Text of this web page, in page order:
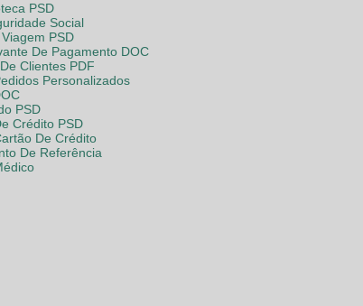
PSD
Social
PSD
De Pagamento DOC
Clientes PDF
Personalizados
PSD
Crédito PSD
De Crédito
De Referência